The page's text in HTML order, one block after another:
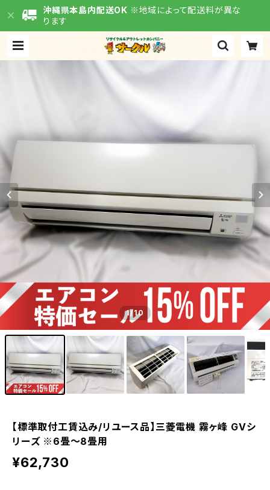
沖縄県本島内配送OK ※地域によって配送料が異な
ります
1/10
【標準取付工賃込み/リユース品】三菱電機 霧ヶ峰 GVシ
リーズ ※6畳～8畳用
¥62,730